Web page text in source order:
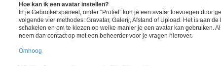
Hoe kan ik een avatar instellen?
In je Gebruikerspaneel, onder “Profiel” kun je een avatar toevoegen door
volgende vier methodes: Gravatar, Galerij, Afstand of Upload. Het is aan
schakelen en om te kiezen op welke manier je een avatar kan gebruiken.
neem dan contact op met een beheerder voor je vragen hierover.
Omhoog